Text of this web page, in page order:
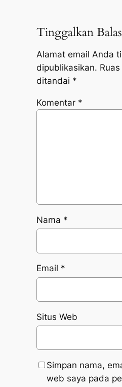
Tinggalkan
Alamat email Anda
dipublikasikan.
ditandai *
Komentar *
Nama *
Email *
Situs Web
Simpan nama,
web saya pada